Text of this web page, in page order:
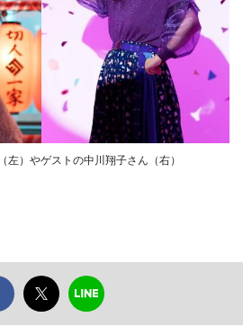
左）やゲストの中川翔子さん（右）